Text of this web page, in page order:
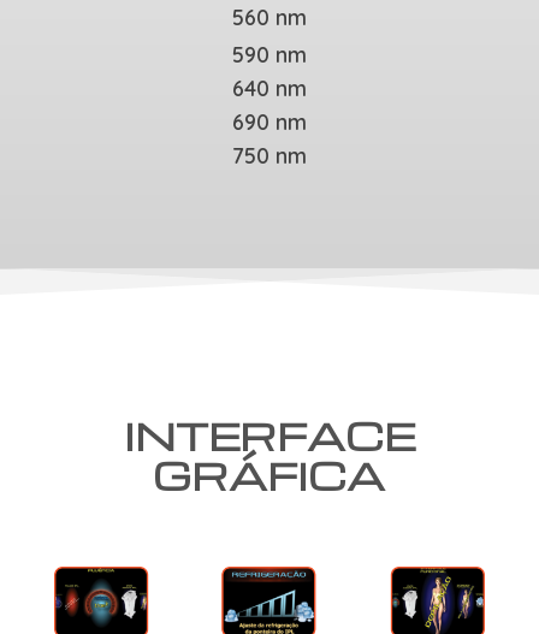
560 nm
590 nm
640 nm
690 nm
750 nm
INTERFACE
GRÁFICA